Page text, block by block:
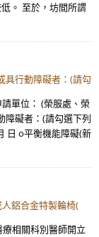
。 至於，坊間所謂
具行動障礙者：(請勾
單位： (榮服處、榮
障礙者：(請勾選下列
日 o平衡機能障礙(新
鋁合金特製輪椅(
相關科別醫師開立